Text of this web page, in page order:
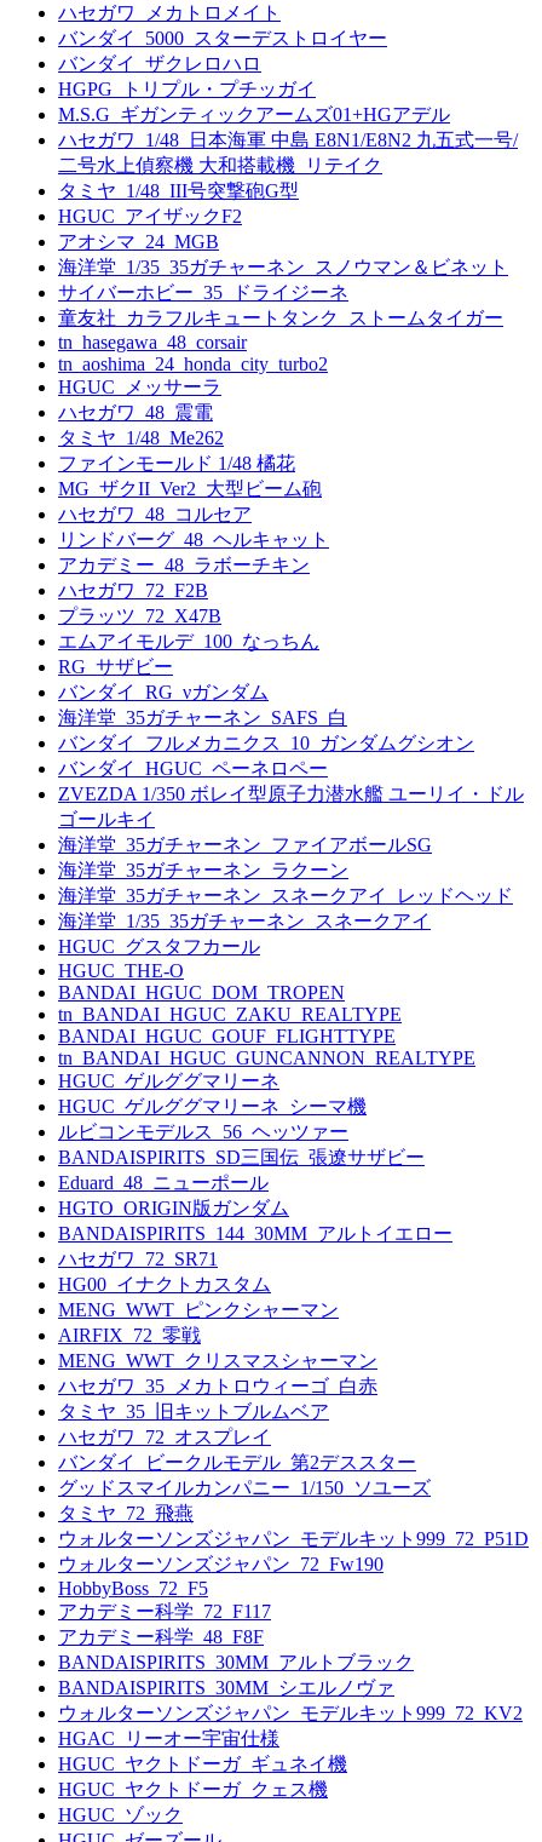
ハセガワ_メカトロメイト
バンダイ_5000_スターデストロイヤー
バンダイ_ザクレロハロ
HGPG_トリプル・プチッガイ
M.S.G_ギガンティックアームズ01+HGアデル
ハセガワ_1/48_日本海軍 中島 E8N1/E8N2 九五式一号/
二号水上偵察機 大和搭載機_リテイク
タミヤ_1/48_III号突撃砲G型
HGUC_アイザックF2
アオシマ_24_MGB
海洋堂_1/35_35ガチャーネン_スノウマン＆ビネット
サイバーホビー_35_ドライジーネ
童友社_カラフルキュートタンク_ストームタイガー
tn_hasegawa_48_corsair
tn_aoshima_24_honda_city_turbo2
HGUC_メッサーラ
ハセガワ_48_震電
タミヤ_1/48_Me262
ファインモールド 1/48 橘花
MG_ザクII_Ver2_大型ビーム砲
ハセガワ_48_コルセア
リンドバーグ_48_ヘルキャット
アカデミー_48_ラボーチキン
ハセガワ_72_F2B
プラッツ_72_X47B
エムアイモルデ_100_なっちん
RG_サザビー
バンダイ_RG_νガンダム
海洋堂_35ガチャーネン_SAFS_白
バンダイ_フルメカニクス_10_ガンダムグシオン
バンダイ_HGUC_ペーネロペー
ZVEZDA 1/350 ボレイ型原子力潜水艦 ユーリイ・ドル
ゴールキイ
海洋堂_35ガチャーネン_ファイアボールSG
海洋堂_35ガチャーネン_ラクーン
海洋堂_35ガチャーネン_スネークアイ_レッドヘッド
海洋堂_1/35_35ガチャーネン_スネークアイ
HGUC_グスタフカール
HGUC_THE-O
BANDAI_HGUC_DOM_TROPEN
tn_BANDAI_HGUC_ZAKU_REALTYPE
BANDAI_HGUC_GOUF_FLIGHTTYPE
tn_BANDAI_HGUC_GUNCANNON_REALTYPE
HGUC_ゲルググマリーネ
HGUC_ゲルググマリーネ_シーマ機
ルビコンモデルス_56_ヘッツァー
BANDAISPIRITS_SD三国伝_張遼サザビー
Eduard_48_ニューポール
HGTO_ORIGIN版ガンダム
BANDAISPIRITS_144_30MM_アルトイエロー
ハセガワ_72_SR71
HG00_イナクトカスタム
MENG_WWT_ピンクシャーマン
AIRFIX_72_零戦
MENG_WWT_クリスマスシャーマン
ハセガワ_35_メカトロウィーゴ_白赤
タミヤ_35_旧キットブルムベア
ハセガワ_72_オスプレイ
バンダイ_ビークルモデル_第2デススター
グッドスマイルカンパニー_1/150_ソユーズ
タミヤ_72_飛燕
ウォルターソンズジャパン_モデルキット999_72_P51D
ウォルターソンズジャパン_72_Fw190
HobbyBoss_72_F5
アカデミー科学_72_F117
アカデミー科学_48_F8F
BANDAISPIRITS_30MM_アルトブラック
BANDAISPIRITS_30MM_シエルノヴァ
ウォルターソンズジャパン_モデルキット999_72_KV2
HGAC_リーオー宇宙仕様
HGUC_ヤクトドーガ_ギュネイ機
HGUC_ヤクトドーガ_クェス機
HGUC_ゾック